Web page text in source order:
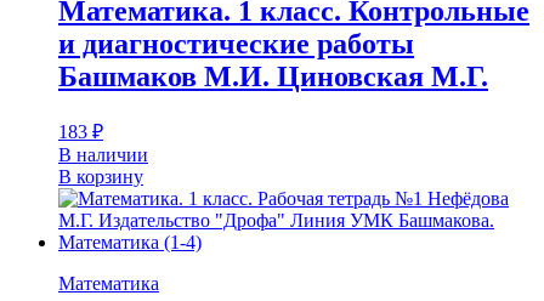
Математика. 1 класс. Контрольные
и диагностические работы
Башмаков М.И. Циновская М.Г.
183 ₽
В наличии
В корзину
Математика